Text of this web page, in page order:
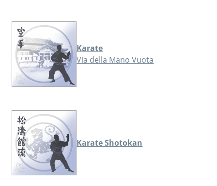
Karate
Via della Mano Vuota
Karate Shotokan